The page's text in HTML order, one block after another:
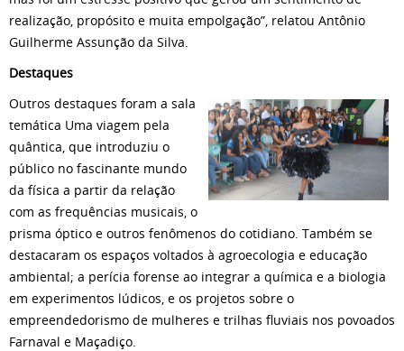
realização, propósito e muita empolgação”, relatou Antônio
Guilherme Assunção da Silva.
Destaques
Outros destaques foram a sala
temática Uma viagem pela
quântica, que introduziu o
público no fascinante mundo
da física a partir da relação
com as frequências musicais, o
prisma óptico e outros fenômenos do cotidiano. Também se
destacaram os espaços voltados à agroecologia e educação
ambiental; a perícia forense ao integrar a química e a biologia
em experimentos lúdicos, e os projetos sobre o
empreendedorismo de mulheres e trilhas fluviais nos povoados
Farnaval e Maçadiço.